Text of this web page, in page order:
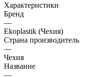
Характеристики
Бренд
—
Ekoplastik (Чехия)
Страна производитель
—
Чехия
Название
—